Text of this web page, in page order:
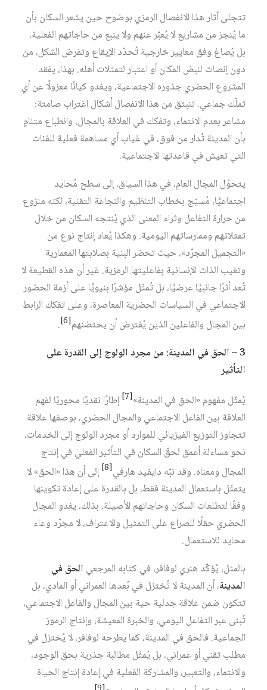
تتجلى آثار هذا الانفصال الرمزي بوضوح حين يشعر السكان بأن
ما يُنجز من مشاريع لا يُعبّر عنهم ولا ينبع من حاجاتهم الفعلية،
بل يُصاغ وفق معايير خارجية تُحدّد الإيقاع وتفرض الشكل، من
دون إنصات لنبض المكان أو اعتبار لتمثلات أهله. بهذا، يفقد
المشروع الحضري جذوره الاجتماعية، ويغدو كيانًا معزولًا عن أي
تملّك جماعي. تنبثق من هذا الانفصال أشكال اغتراب صامتة:
مشاعر بعدم الانتماء، وتفكك في العلاقة بالمجال، وانطباع متنامٍ
بأن المدينة تُدار من فوق، في غياب أي مساهمة فعلية للفئات
التي تعيش في قاعدتها الاجتماعية.
يتحوّل المجال العام، في هذا السياق، إلى سطح مُحايد
اجتماعيًّا، مُسيّج بخطاب التنظيم والنجاعة التقنية، لكنه منزوع
من حرارة التفاعل وثراء المعنى الذي يُنتجه السكان من خلال
تمثلاتهم وممارساتهم اليومية. وهكذا يُعاد إنتاج نوع من
«التجميل المجرّد»، حيث تحضر البنية بصلابتها المعمارية
وتغيب الذات الإنسانية بفاعليتها الرمزية. غير أن هذه القطيعة لا
تُعد أثرًا جانبيًّا عرضيًّا، بل تُمثّل مؤشرًا بنيويًّا على أزمة الحضور
الاجتماعي في السياسات الحضرية المعاصرة، وعلى تفكك الرابط
بين المجال والفاعلين الذين يُفترض أن يحتضنهم‏[6]
.
3 – الحق في المدينة: من مجرد الولوج إلى القدرة على
التأثير
يُمثّل مفهوم «الحق في المدينة»‏[7]
إطارًا نقديًا محوريًا لفهم
العلاقة بين الفاعل الاجتماعي والمجال الحضري، بوصفها علاقة
تتجاوز التوزيع الفيزيائي للموارد أو مجرد الولوج إلى الخدمات،
نحو مساءلة أعمق لحقّ السكان في التأثير الفعلي في إنتاج
المجال ومعناه. وقد نبّه دايفيد هارفي‏[8]
إلى أن هذا «الحق» لا
يتمثّل باستعمال المدينة فقط، بل بالقدرة على إعادة تكوينها
وفقًا لتطلعات السكان وحاجاتهم الأصيلة. بذلك، يغدو المجال
الحضري حقلًا للصراع على التمثيل والاعتراف، لا مجرّد وعاء
محايد للاستعمال.
بالمثل، يُؤكّد هنري لوفافر، في كتابه المرجعي الحق في
المدينة، أن المدينة لا تُختزل في بُعدها العمراني أو المادي، بل
تتكون ضمن علاقة جدلية حية بين المجال والفاعل الاجتماعي،
تُبنى عبر التفاعل اليومي، والخبرة المعيشة، وإنتاج الرموز
الجماعية. فالحق في المدينة، كما يطرحه لوفافر، لا يُختزل في
مطلب تقني أو عمراني، بل يُمثّل مطالبة جذرية بحق الوجود،
والانتماء، والتعبير، والمشاركة الفعلية في إعادة إنتاج الحياة